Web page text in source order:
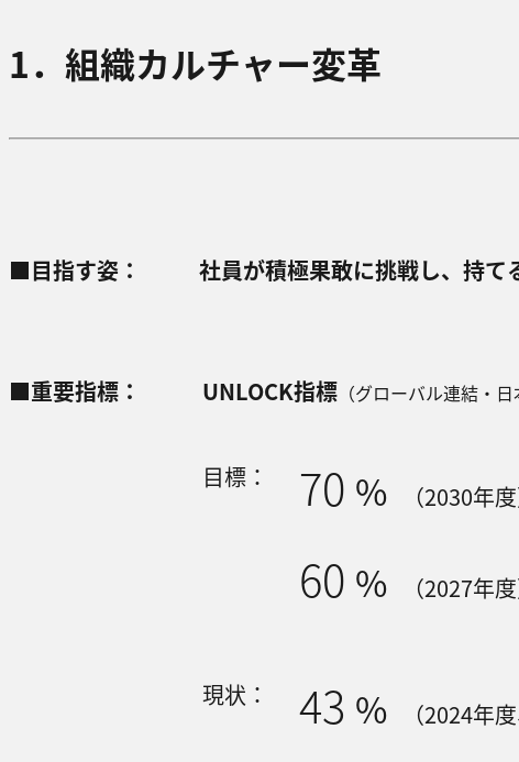
1．組織カルチャー変⾰
■⽬指す姿： 社員が積極果敢に挑戦し、持
■重要指標： UNLOCK指標 （グローバル連結‧⽇
⽬標： 70 % （2030年度
60 % （2027年度
現状： 43 % （2024年